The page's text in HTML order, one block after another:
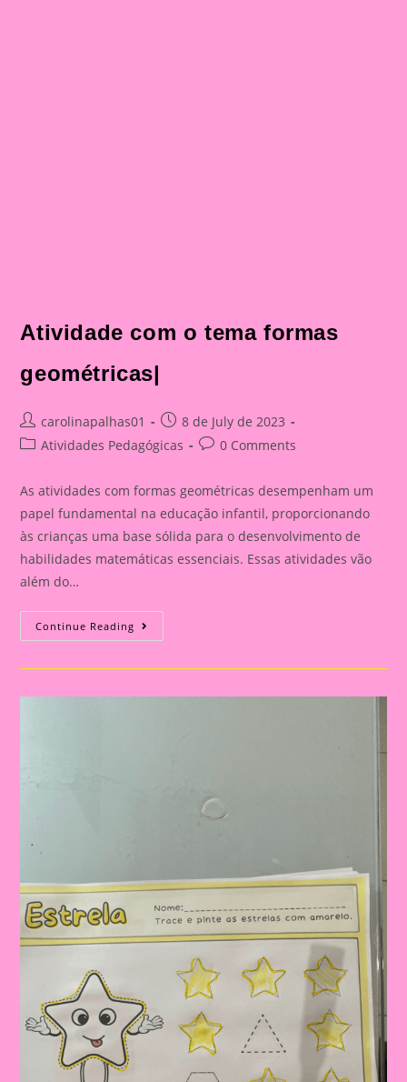
Atividade com o tema formas
geométricas|
Post
author:
carolinapalhas01
Post
published:
8 de July de 2023
PostAtividades Pedagógicas
Post0 Comments
As atividades com formas geométricas desempenham um
papel fundamental na educação infantil, proporcionando
às crianças uma base sólida para o desenvolvimento de
habilidades matemáticas essenciais. Essas atividades vão
além do…
Continue Reading Atividade
Com
Tema